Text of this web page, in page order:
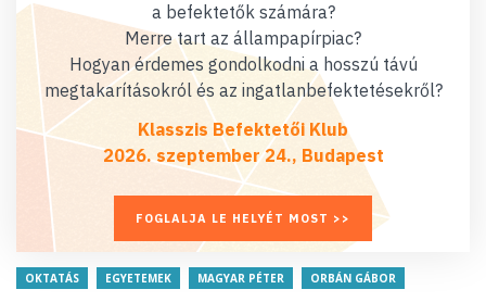
a befektetők számára?
Merre tart az állampapírpiac?
Hogyan érdemes gondolkodni a hosszú távú
megtakarításokról és az ingatlanbefektetésekről?
Klasszis Befektetői Klub
2026. szeptember 24., Budapest
FOGLALJA LE HELYÉT MOST >>
OKTATÁS EGYETEMEK MAGYAR PÉTER ORBÁN GÁBOR